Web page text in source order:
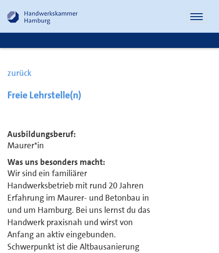
zurück
Freie Lehrstelle(n)
Ausbildungsberuf:
Maurer*in
Was uns besonders macht:
Wir sind ein familiärer
Handwerksbetrieb mit rund 20 Jahren
Erfahrung im Maurer- und Betonbau in
und um Hamburg. Bei uns lernst du das
Handwerk praxisnah und wirst von
Anfang an aktiv eingebunden.
Schwerpunkt ist die Altbausanierung